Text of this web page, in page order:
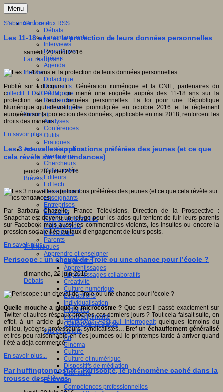
Menu
S'informer
Débats
Faits marquants
Interviews
Reportages
Brèves
Agenda
Innover
Didactique
Dispositifs
Pédagogie
Recherche
Technologies
Savoir(s)
Analyses
Conférences
Outils
Pratiques
Acteurs de l'éducation
Animateurs
Chercheurs
Collectivités
Editeurs
EdTech
Encadrement
Enseignants
Entreprises
Etudiants
Filières industrielles
Institutionnels
Médiateurs
Parents
Thématiques
Apprendre et enseigner
Apprendre
Apprentissages
Apprentissages collaboratifs
Créativité
Culture numérique
Evaluations
Individualisation
Initiatives
Interdisciplinarité
Outils pour la classe
Arts et Culture
Art
Cinéma
Culture
Culture et numérique
Dispositifs de médiation
Littérature
Formation
Compétences professionnelles
S'abonner à ce flux RSS
Les 11-18 ans et la protection de leurs données personnelles
samedi, 20 août 2016
Fait marquant
Publié sur Educnum.fr : Génération numérique et la CNIL, partenaires du
collectif EDUCNUM, ont mené une enquête auprès des 11-18 ans sur la
protection de leurs données personnelles. La loi pour une République
Numérique qui devrait être promulguée en octobre 2016 et le règlement
européen sur la protection des données, applicable en mai 2018, renforcent les
droits des mineurs.
En savoir plus...
Les 3 nouvelles applications préférées des jeunes (et ce que
cela révèle sur les tendances)
jeudi, 28 juillet 2016
Brèves
Par Barbara Chazelle, France Télévisions, Direction de la Prospective :
Snapchat est devenu un refuge pour les ados qui tentent de fuir leurs parents
sur Facebook mais aussi les commentaires violents, les insultes ou encore la
pression sociale liée au taux d’engagement de leurs posts.
En savoir plus...
Periscope : un cheval de Troie ou une chance pour l’école ?
dimanche, 26 juin 2016
Débats
Quelle mouche a piqué le microcosme ?Que s’est-il passé exactement sur
Twitter et autres réseaux proches ces derniers jours ? Tout cela faisait suite, en
effet, à un article duHuffington Post qui interrogeaitquelques témoins du
milieu, lycéens, professeurs, syndicalistes… Bref unéchauffement généralisé
et très peu raisonnable en ces journées où le printemps tarde à arriver quand
l’été a déjà commencé.
En savoir plus...
Par huffingtonpost.fr : Periscope, le phénomène caché dans la
trousse des élèves